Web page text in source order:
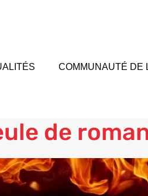
COMMUNAUTÉ DE
de